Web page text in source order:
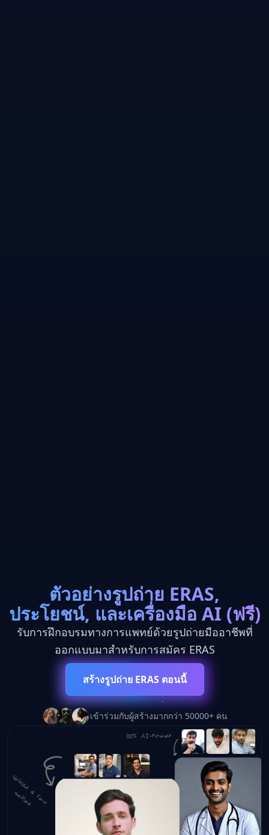
ตัวอย่างรูปถ่าย ERAS,
ประโยชน์, และเครื่องมือ AI (ฟรี)
รับการฝึกอบรมทางการแพทย์ด้วยรูปถ่ายมืออาชีพที่
ออกแบบมาสำหรับการสมัคร ERAS
สร้างรูปถ่าย ERAS ตอนนี้
เข้าร่วมกับผู้สร้างมากกว่า 50000+ คน
Close
โมเดล AI ที่ปฏิวัติวงการ
🎬
Seedance 2.0
อนาคตของการสร้างวิดีโอด้วย AI มาถึงแล้ว
เร็วขึ้น ฉลาดขึ้น และสร้างสรรค์กว่าที่เคย
4K
อัลตร้า HD
∞
ความเป็นไปได้